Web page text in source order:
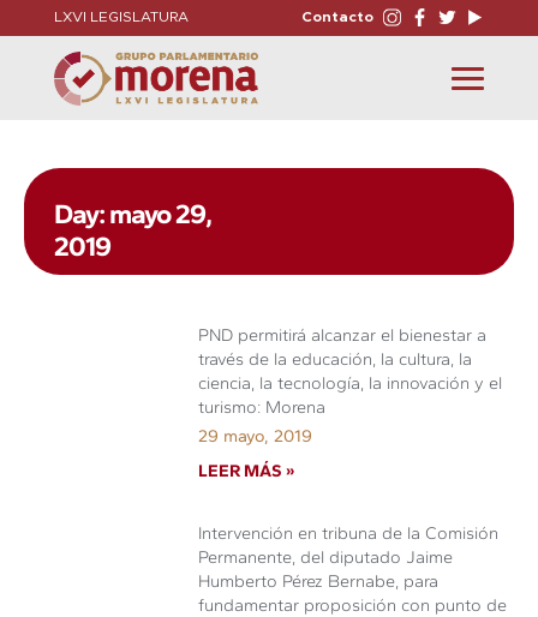
LXVI LEGISLATURA Contacto
Toggle
navigation
Day: mayo 29,
2019
PND permitirá alcanzar el bienestar a
través de la educación, la cultura, la
ciencia, la tecnología, la innovación y el
turismo: Morena
29 mayo, 2019
LEER MÁS »
Intervención en tribuna de la Comisión
Permanente, del diputado Jaime
Humberto Pérez Bernabe, para
fundamentar proposición con punto de